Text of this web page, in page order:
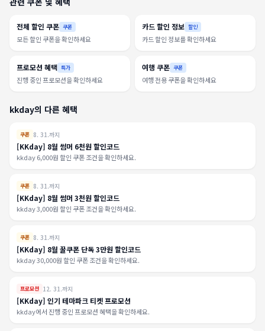
전체 할인 쿠폰 쿠폰
모든 할인 쿠폰을 확인하세요
카드 할인 정보 할인
카드 할인 정보를 확인하세요
프로모션 혜택 특가
진행 중인 프로모션을 확인하세요
여행 쿠폰 쿠폰
여행 전용 쿠폰을 확인하세요
kkday의 다른 혜택
쿠폰 8. 31.까지
[KKday] 8월 썸머 6천원 할인코드
kkday 6,000원 할인 쿠폰 조건을 확인하세요.
쿠폰 8. 31.까지
[KKday] 8월 썸머 3천원 할인코드
kkday 3,000원 할인 쿠폰 조건을 확인하세요.
쿠폰 8. 31.까지
[KKday] 8월 꿀쿠폰 단독 3만원 할인코드
kkday 30,000원 할인 쿠폰 조건을 확인하세요.
프로모션 12. 31.까지
[KKday] 인기 테마파크 티켓 프로모션
kkday에서 진행 중인 프로모션 혜택을 확인하세요.